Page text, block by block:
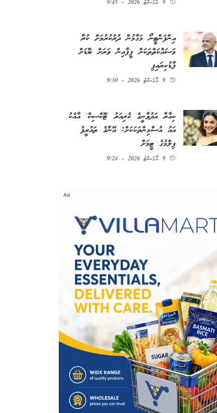
9 އޯގަސްޓު 2026 - 9:45
އިންފަންޓީނޯ މަގާމުން ދުރުކުރުމަށް ކުރާ
މަސައްކަތްތަކަށް ފީފާއިން ވަރަށް ބޮޑަށް
ފާޑުކިޔައިފި
9 އޯގަސްޓު 2026 - 9:30
ކިއާރާ އަދުވާނީގެ ކެރިއަރު 'ޓޮކްސިކް' އާއެކު
އައު އުސްމިންތަކަކަށް: އޭނާގެ ތައުރީފު
ފިލްމުގެ ޓީމަށް
9 އޯގަސްޓު 2026 - 9:24
Ad